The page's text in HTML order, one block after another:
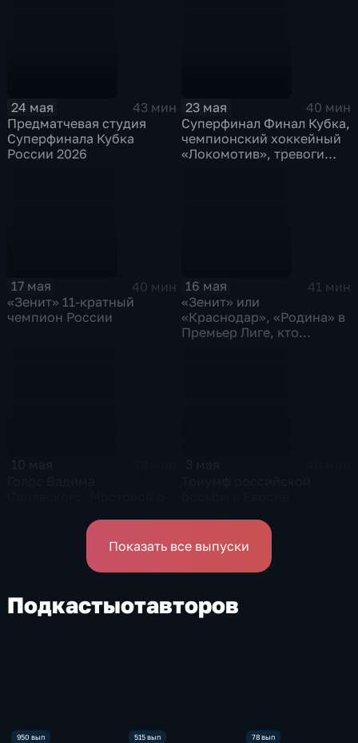
24 мая
43 мин
Предматчевая студия
Суперфинала Кубка
России 2026
23 мая
40 мин
Суперфинал Финал Кубка,
чемпионский хоккейный
«Локомотив», тревоги
17 мая
40 мин
«Зенит» 11-кратный
чемпион России
16 мая
41 мин
«Зенит» или
«Краснодар», «Родина» в
Премьер Лиге, кто
сенсация в UFC
Показать все выпуски
Подкастыотавторов